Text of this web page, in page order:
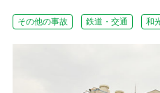
その他の事故 鉄道・交通 和